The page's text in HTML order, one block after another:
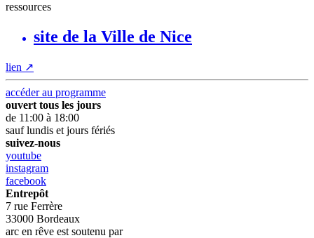
ressources
site de la Ville de Nice
lien ↗
accéder au programme
ouvert tous les jours
de 11:00 à 18:00
sauf lundis et jours fériés
suivez-nous
youtube
instagram
facebook
Entrepôt
7 rue Ferrère
33000 Bordeaux
arc en rêve est soutenu par